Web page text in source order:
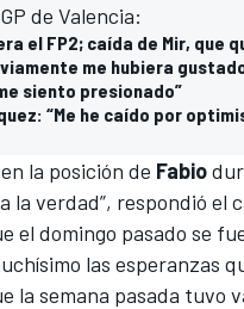
de Valencia:
el FP2; caída de Mir, que
me hubiera
siento presionado”
“Me he caído por
la posición de Fabio
la verdad”, respondió
el domingo pasado se
las esperanzas
la semana pasada tuvo